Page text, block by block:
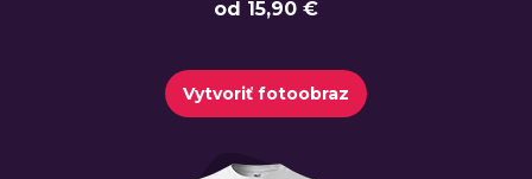
od 15,90 €
Vytvoriť fotoobraz